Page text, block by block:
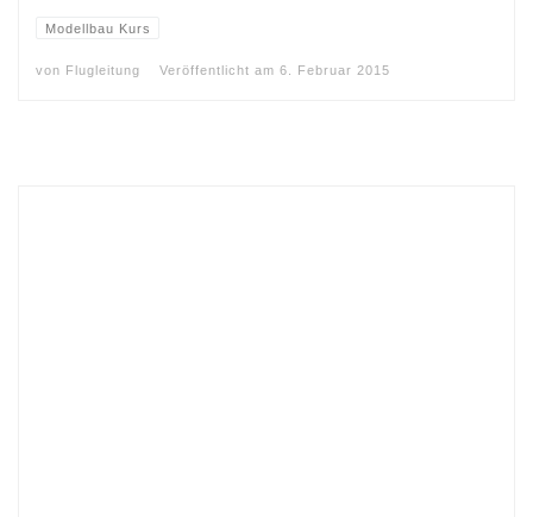
Modellbau Kurs
von Flugleitung Veröffentlicht am 6. Februar 2015